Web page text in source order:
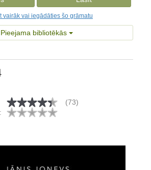
vairāk vai iegādāties šo grāmatu
Pieejama bibliotēkās
(73)